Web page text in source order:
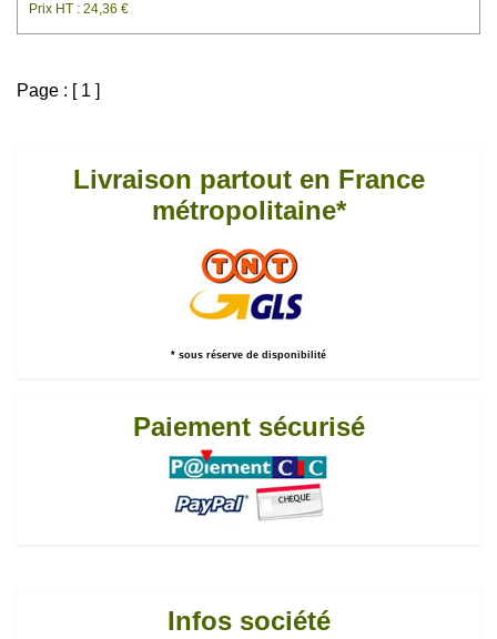
Prix HT : 24,36 €
Page : [ 1 ]
Livraison partout en France
métropolitaine*
* sous réserve de disponibilité
Paiement sécurisé
Infos société